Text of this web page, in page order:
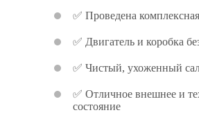
✅ Проведена
✅ Двигатель и коробка
✅ Чистый, ухоженный
✅ Отличное внешнее и
состояние